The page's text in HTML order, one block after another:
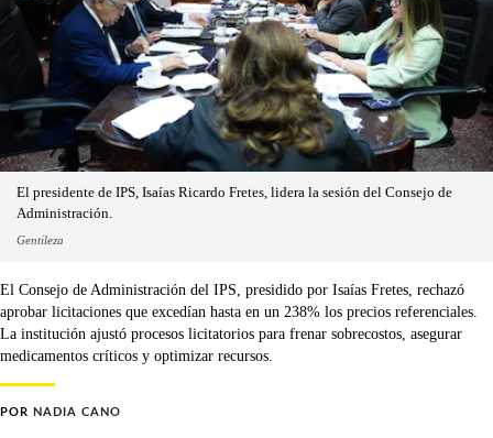
El presidente de IPS, Isaías Ricardo Fretes, lidera la sesión del Consejo de
Administración.
Gentileza
El Consejo de Administración del IPS, presidido por Isaías Fretes, rechazó
aprobar licitaciones que excedían hasta en un 238% los precios referenciales.
La institución ajustó procesos licitatorios para frenar sobrecostos, asegurar
medicamentos críticos y optimizar recursos.
POR NADIA CANO